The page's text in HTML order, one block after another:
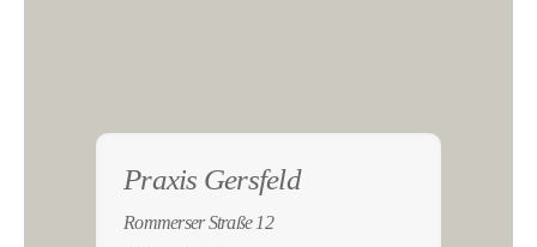
Praxis Gersfeld
Rommerser Straße 12